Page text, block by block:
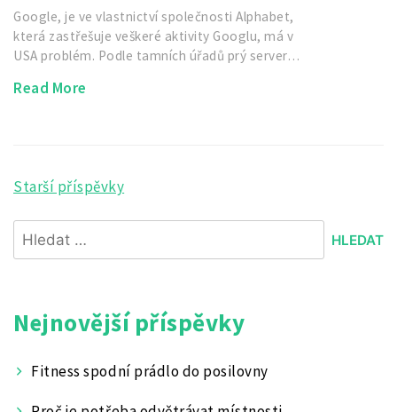
Google, je ve vlastnictví společnosti Alphabet,
která zastřešuje veškeré aktivity Googlu, má v
USA problém. Podle tamních úřadů prý server…
Read More
Navigace
pro
příspěvky
Starší příspěvky
Vyhledávání
Nejnovější příspěvky
Fitness spodní prádlo do posilovny